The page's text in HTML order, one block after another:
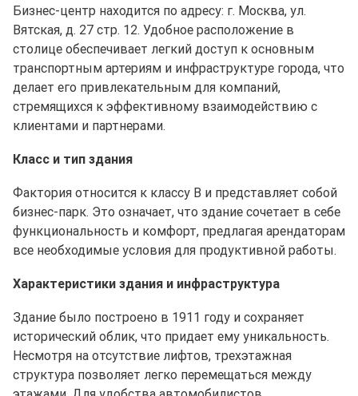
Бизнес-центр находится по адресу: г. Москва, ул.
Вятская, д. 27 стр. 12. Удобное расположение в
столице обеспечивает легкий доступ к основным
транспортным артериям и инфраструктуре города, что
делает его привлекательным для компаний,
стремящихся к эффективному взаимодействию с
клиентами и партнерами.
Класс и тип здания
Фактория относится к классу B и представляет собой
бизнес-парк. Это означает, что здание сочетает в себе
функциональность и комфорт, предлагая арендаторам
все необходимые условия для продуктивной работы.
Характеристики здания и инфраструктура
Здание было построено в 1911 году и сохраняет
исторический облик, что придает ему уникальность.
Несмотря на отсутствие лифтов, трехэтажная
структура позволяет легко перемещаться между